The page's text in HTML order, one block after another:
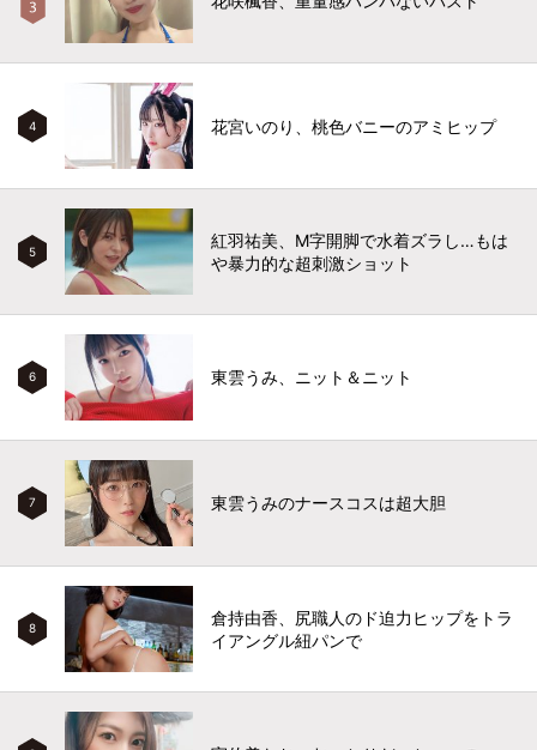
4 花宮いのり、桃色バニーのアミヒップ
5
紅羽祐美、M字開脚で水着ズラし…もは
や暴力的な超刺激ショット
6 東雲うみ、ニット＆ニット
7 東雲うみのナースコスは超大胆
8
倉持由香、尻職人のド迫力ヒップをトラ
イアングル紐パンで